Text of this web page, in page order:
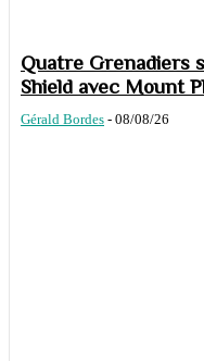
Quatre Grenadiers
Shield avec Mount
Gérald Bordes - 08/08/26